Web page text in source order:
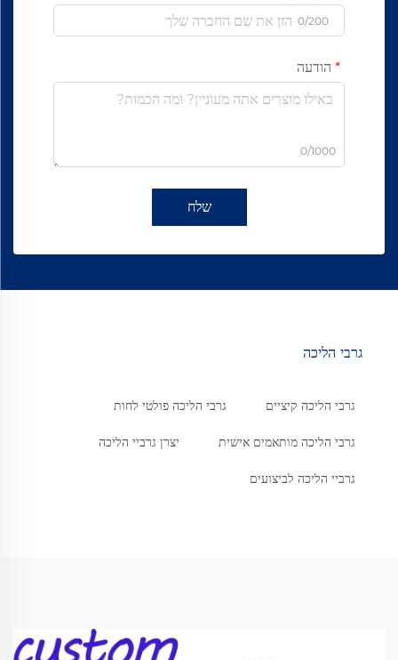
0/200
הודעה
0/1000
שלח
גרבי הליכה
גרבי הליכה קיציים גרבי הליכה פולטי לחות
גרבי הליכה מותאמים אישית יצרן גרביי הליכה
גרביי הליכה לביצועים